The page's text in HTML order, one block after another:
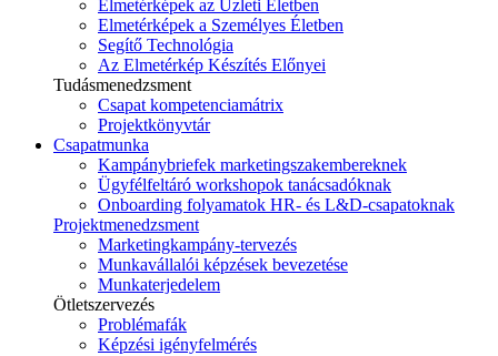
Elmetérképek az Üzleti Életben
Elmetérképek a Személyes Életben
Segítő Technológia
Az Elmetérkép Készítés Előnyei
Tudásmenedzsment
Csapat kompetenciamátrix
Projektkönyvtár
Csapatmunka
Kampánybriefek marketingszakembereknek
Ügyfélfeltáró workshopok tanácsadóknak
Onboarding folyamatok HR- és L&D-csapatoknak
Projektmenedzsment
Marketingkampány-tervezés
Munkavállalói képzések bevezetése
Munkaterjedelem
Ötletszervezés
Problémafák
Képzési igényfelmérés